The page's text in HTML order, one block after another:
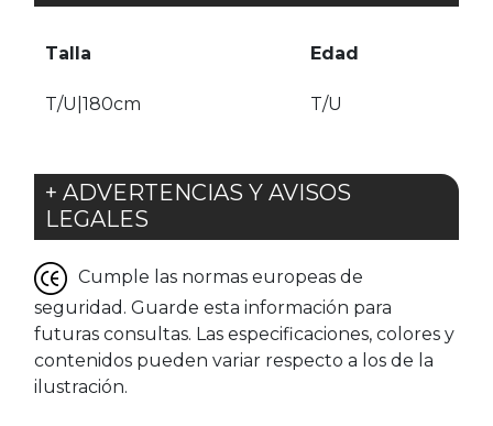
Talla Edad
T/U|180cm T/U
+ ADVERTENCIAS Y AVISOS
LEGALES
Cumple las normas europeas de
seguridad. Guarde esta información para
futuras consultas. Las especificaciones, colores y
contenidos pueden variar respecto a los de la
ilustración.